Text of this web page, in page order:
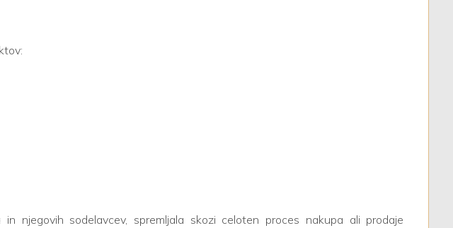
njegovih sodelavcev, spremljala skozi celoten proces nakupa ali prodaje